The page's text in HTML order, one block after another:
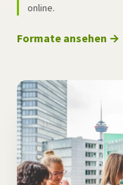
online.
Formate ansehen